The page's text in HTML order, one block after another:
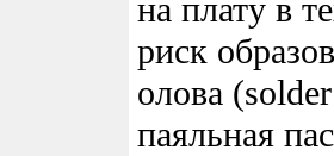
на плату в
риск
олова
паяльная